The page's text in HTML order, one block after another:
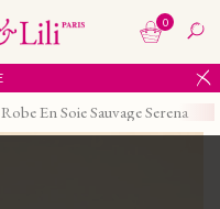
0
Robe En Soie Sauvage Serena